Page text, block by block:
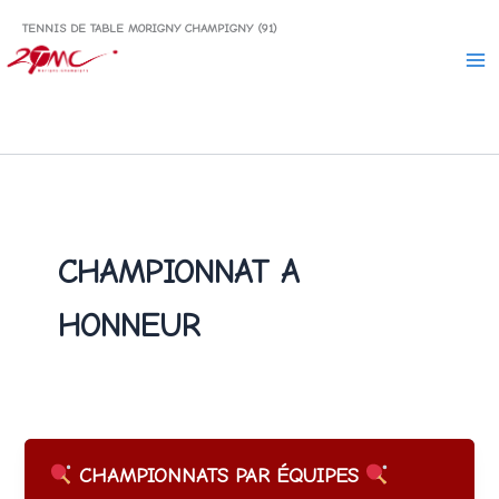
contenu
TENNIS DE TABLE MORIGNY CHAMPIGNY (91)
CHAMPIONNAT A
HONNEUR
CHAMPIONNATS PAR ÉQUIPES